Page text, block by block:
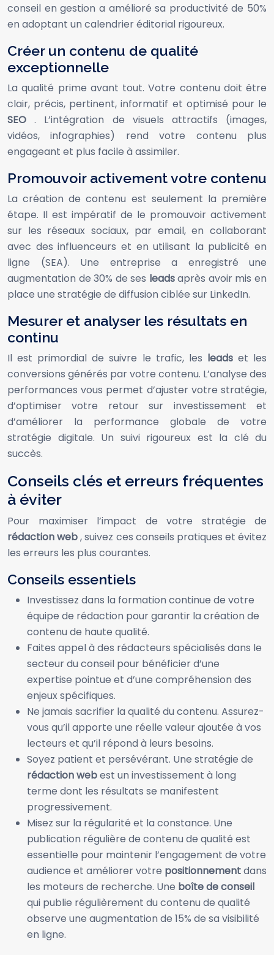
conseil en gestion a amélioré sa productivité de 50%
en adoptant un calendrier éditorial rigoureux.
Créer un contenu de qualité
exceptionnelle
La qualité prime avant tout. Votre contenu doit être
clair, précis, pertinent, informatif et optimisé pour le
SEO. L’intégration de visuels attractifs (images,
vidéos, infographies) rend votre contenu plus
engageant et plus facile à assimiler.
Promouvoir activement votre contenu
La création de contenu est seulement la première
étape. Il est impératif de le promouvoir activement
sur les réseaux sociaux, par email, en collaborant
avec des influenceurs et en utilisant la publicité en
ligne (SEA). Une entreprise a enregistré une
augmentation de 30% de ses leadsaprès avoir mis en
place une stratégie de diffusion ciblée sur LinkedIn.
Mesurer et analyser les résultats en
continu
Il est primordial de suivre le trafic, les leads et les
conversions générés par votre contenu. L’analyse des
performances vous permet d’ajuster votre stratégie,
d’optimiser votre retour sur investissement et
d’améliorer la performance globale de votre
stratégie digitale. Un suivi rigoureux est la clé du
succès.
Conseils clés et erreurs fréquentes
à éviter
Pour maximiser l’impact de votre stratégie de
rédaction web, suivez ces conseils pratiques et évitez
les erreurs les plus courantes.
Conseils essentiels
Investissez dans la formation continue de votre
équipe de rédaction pour garantir la création de
contenu de haute qualité.
Faites appel à des rédacteurs spécialisés dans le
secteur du conseil pour bénéficier d’une
expertise pointue et d’une compréhension des
enjeux spécifiques.
Ne jamais sacrifier la qualité du contenu. Assurez-
vous qu’il apporte une réelle valeur ajoutée à vos
lecteurs et qu’il répond à leurs besoins.
Soyez patient et persévérant. Une stratégie de
rédaction webest un investissement à long
terme dont les résultats se manifestent
progressivement.
Misez sur la régularité et la constance. Une
publication régulière de contenu de qualité est
essentielle pour maintenir l’engagement de votre
audience et améliorer votre positionnementdans
les moteurs de recherche. Une boîte de conseil
qui publie régulièrement du contenu de qualité
observe une augmentation de 15% de sa visibilité
en ligne.